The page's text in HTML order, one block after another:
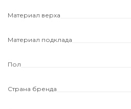
Материал верха
Материал подклада
Пол
Страна бренда